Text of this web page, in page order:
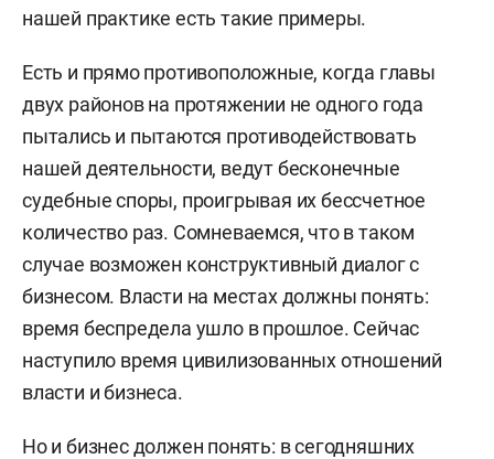
нашей практике есть такие примеры.
Есть и прямо противоположные, когда главы
двух районов на протяжении не одного года
пытались и пытаются противодействовать
нашей деятельности, ведут бесконечные
судебные споры, проигрывая их бессчетное
количество раз. Сомневаемся, что в таком
случае возможен конструктивный диалог с
бизнесом. Власти на местах должны понять:
время беспредела ушло в прошлое. Сейчас
наступило время цивилизованных отношений
власти и бизнеса.
Но и бизнес должен понять: в сегодняшних